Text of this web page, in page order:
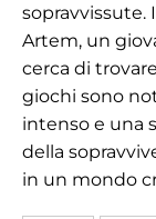
sopravvissute.
Artem, un
cerca di
giochi sono
intenso e una
della
in un mondo